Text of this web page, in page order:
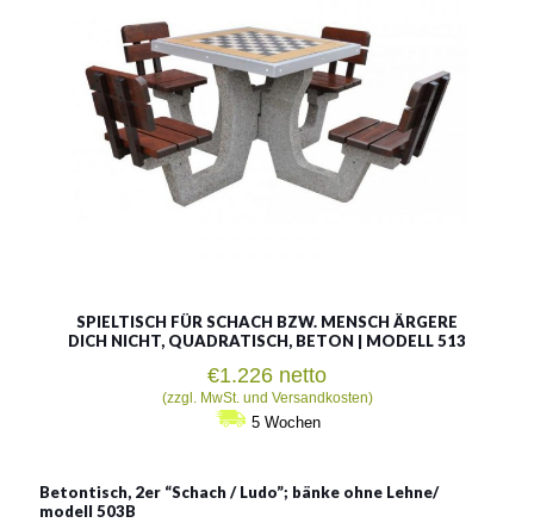
SPIELTISCH FÜR SCHACH BZW. MENSCH ÄRGERE
DICH NICHT, QUADRATISCH, BETON | MODELL 513
€1.226 netto
(zzgl. MwSt. und Versandkosten)
5 Wochen
Betontisch, 2er “Schach / Ludo”; bänke ohne Lehne/
modell 503B